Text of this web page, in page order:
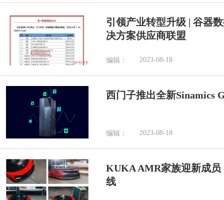
引领产业转型升级 | 谷器
决方案供应商联盟
编辑： 2023-08-18
西门子推出全新Sinamics
编辑： 2023-08-18
KUKA AMR家族迎新成员
线